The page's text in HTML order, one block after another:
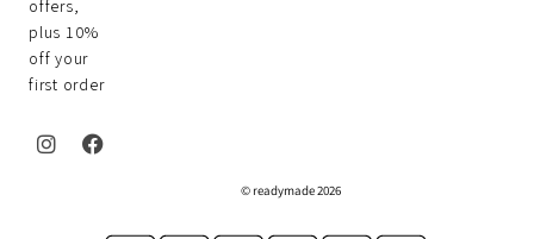
offers,
plus 10%
off your
first order
2026 readymade ©